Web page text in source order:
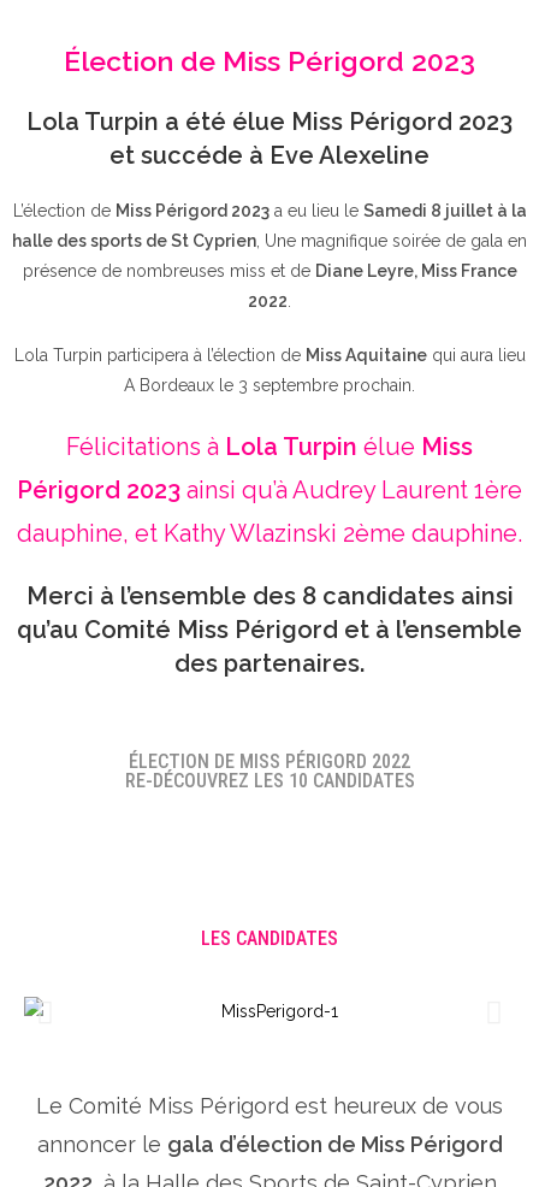
Élection de Miss Périgord 2023
Lola Turpin a été élue Miss Périgord 2023
et succéde à Eve Alexeline
L’élection de Miss Périgord 2023a eu lieu le Samedi 8 juillet à la
halle des sports de St Cyprien , Une magnifique soirée de gala en
présence de nombreuses miss et de Diane Leyre, Miss France
2022
Lola Turpin participera à l’élection de Miss Aquitainequi aura lieu
A Bordeaux le 3 septembre prochain.
Félicitations à Lola Turpin élue Miss
Périgord 2023 ainsi qu’à Audrey Laurent 1ère
dauphine, et Kathy Wlazinski 2ème dauphine.
Merci à l’ensemble des 8 candidates ainsi
qu’au Comité Miss Périgord et à l’ensemble
des partenaires.
ÉLECTION DE MISS PÉRIGORD 2022
RE-DÉCOUVREZ LES 10 CANDIDATES
LES CANDIDATES
Le Comité Miss Périgord est heureux de vous
annoncer le gala d’élection de Miss Périgord